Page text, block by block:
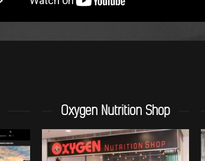
Oxygen Nutrition Shop